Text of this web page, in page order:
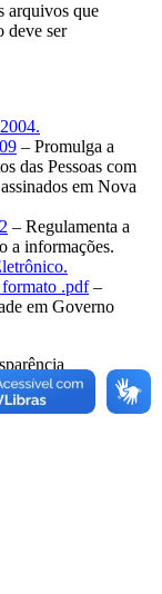
arquivos que
deve ser
– Promulga a
das Pessoas com
em Nova
– Regulamenta a
a informações.
.pdf–
em Governo